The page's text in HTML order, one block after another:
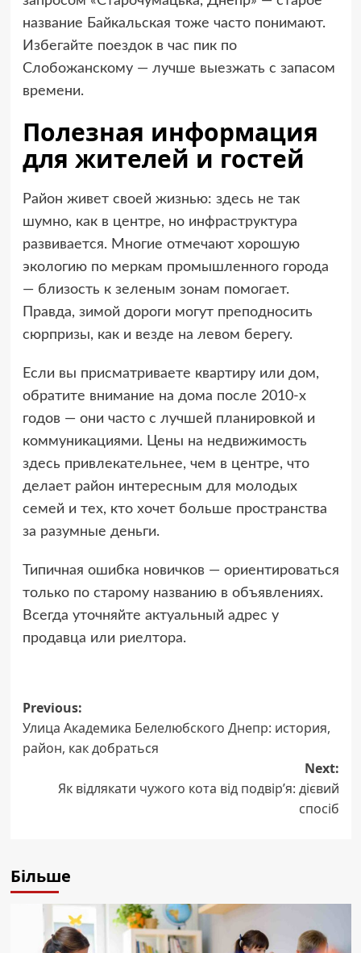
название Байкальская тоже часто понимают.
Избегайте поездок в час пик по
Слобожанскому — лучше выезжать с запасом
времени.
Полезная информация
для жителей и гостей
Район живет своей жизнью: здесь не так
шумно, как в центре, но инфраструктура
развивается. Многие отмечают хорошую
экологию по меркам промышленного города
— близость к зеленым зонам помогает.
Правда, зимой дороги могут преподносить
сюрпризы, как и везде на левом берегу.
Если вы присматриваете квартиру или дом,
обратите внимание на дома после 2010-х
годов — они часто с лучшей планировкой и
коммуникациями. Цены на недвижимость
здесь привлекательнее, чем в центре, что
делает район интересным для молодых
семей и тех, кто хочет больше пространства
за разумные деньги.
Типичная ошибка новичков — ориентироваться
только по старому названию в объявлениях.
Всегда уточняйте актуальный адрес у
продавца или риелтора.
Post
navigation
Previous:
Улица Академика Белелюбского Днепр: история,
район, как добраться
Next:
Як відлякати чужого кота від подвірʼя: дієвий
спосіб
Більше